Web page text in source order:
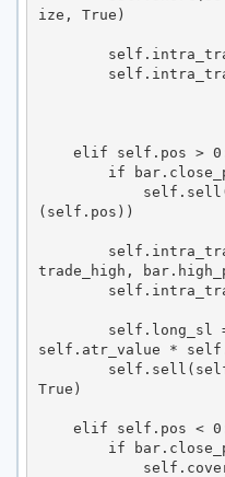
ize, True)
(self.pos))
trade_high,
self.atr_value *
True)